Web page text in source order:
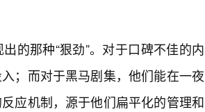
的那种“狠劲”。对于口碑不佳的内
；而对于黑马剧集，他们能在一夜
应机制，源于他们扁平化的管理和